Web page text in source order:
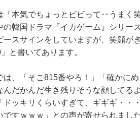
「本気でちょっとビビって‥うまく
の韓国ドラマ『イカゲーム』シリー
ースサインをしていますが、笑顔が
と書いてあります。
は、「そこ815番やろ！」「確かに
んだかんだ生き残りそうな顔してる
ドッキリくらいすぎて、ギギギ・・
ですｗｗｗ」との声が寄せられました